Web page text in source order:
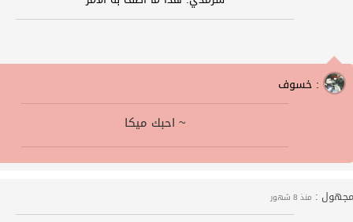
خسوف :
احبك ميكا ~
مجهول : منذ 8 شهور